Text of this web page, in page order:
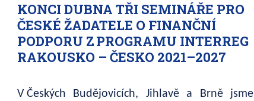
KONCI DUBNA TŘI SEMINÁŘE PRO
ČESKÉ ŽADATELE O FINANČNÍ
PODPORU Z PROGRAMU INTERREG
RAKOUSKO – ČESKO 2021–2027
V Českých Budějovicích, Jihlavě a Brně jsme